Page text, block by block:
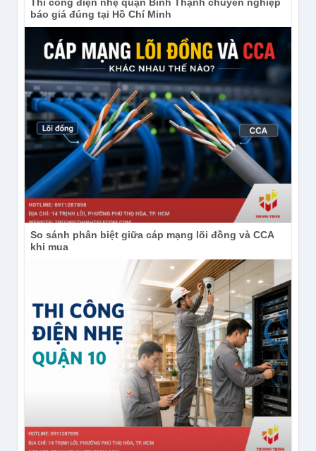
Thi công điện nhẹ quận Bình Thạnh chuyên nghiệp
báo giá đúng tại Hồ Chí Minh
So sánh phân biệt giữa cáp mạng lõi đồng và CCA
khi mua